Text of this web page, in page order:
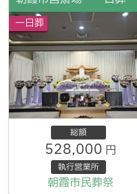
一日葬
総額
528,000 円
執行営業所
朝霞市民葬祭